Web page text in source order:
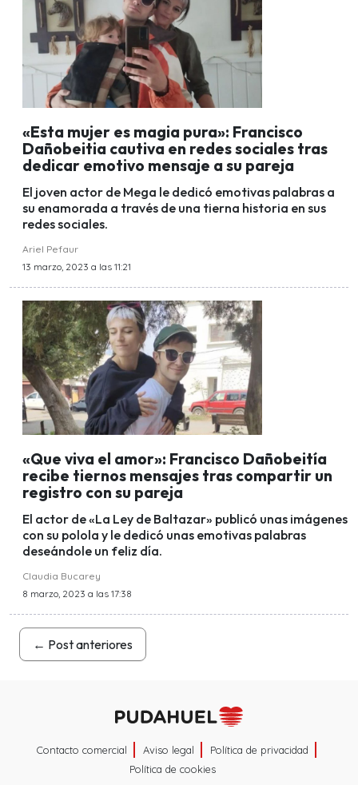
«Esta mujer es magia pura»: Francisco
Dañobeitia cautiva en redes sociales tras
dedicar emotivo mensaje a su pareja
El joven actor de Mega le dedicó emotivas palabras a
su enamorada a través de una tierna historia en sus
redes sociales.
Ariel Pefaur
13 marzo, 2023 a las 11:21
«Que viva el amor»: Francisco Dañobeitía
recibe tiernos mensajes tras compartir un
registro con su pareja
El actor de «La Ley de Baltazar» publicó unas imágenes
con su polola y le dedicó unas emotivas palabras
deseándole un feliz día.
Claudia Bucarey
8 marzo, 2023 a las 17:38
← Post anteriores
Contacto comercial Aviso legal
Política de privacidad
Política de cookies